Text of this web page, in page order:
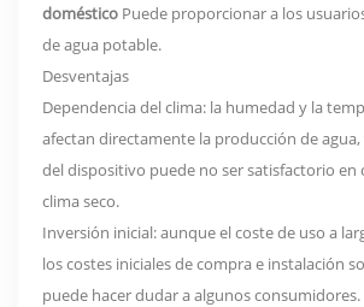
doméstico Puede proporcionar a los
de agua potable.
Desventajas
Dependencia del clima: la humedad y la
afectan directamente la producción de
del dispositivo puede no ser satisfactorio en
clima seco.
Inversión inicial: aunque el coste de uso a
los costes iniciales de compra e instalación
puede hacer dudar a algunos consumidores.